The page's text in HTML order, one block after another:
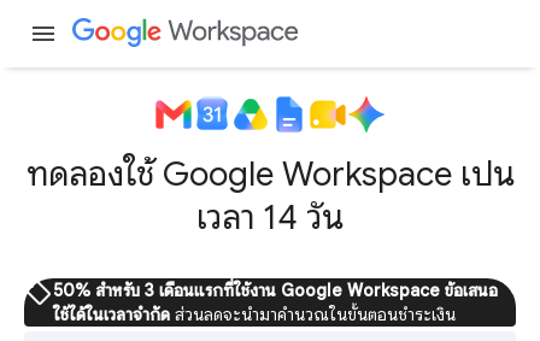
menu
ทดลองใช้ Google Workspace เป็น
เวลา 14 วัน
sell50% สำหรับ 3 เดือนแรกที่ใช้งาน Google Workspace ข้อเสนอ
ใช้ได้ในเวลาจำกัด ส่วนลดจะนำมาคำนวณในขั้นตอนชำระเงิน